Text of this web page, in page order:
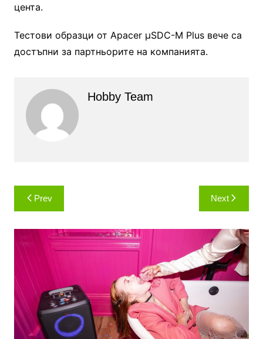
цента.
Тестови образци от Apacer μSDC-M Plus вече са
достъпни за партньорите на компанията.
Hobby Team
Навигация
Prev Next